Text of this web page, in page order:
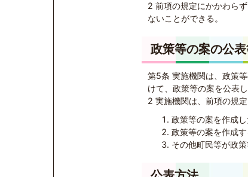
2 前項の規定にかかわら
ないことができる。
政策等の案の公
第5条 実施機関は、政策
けて、政策等の案を公表
2 実施機関は、前項の規
政策等の案を作成
政策等の案を作成
その他町民等が政